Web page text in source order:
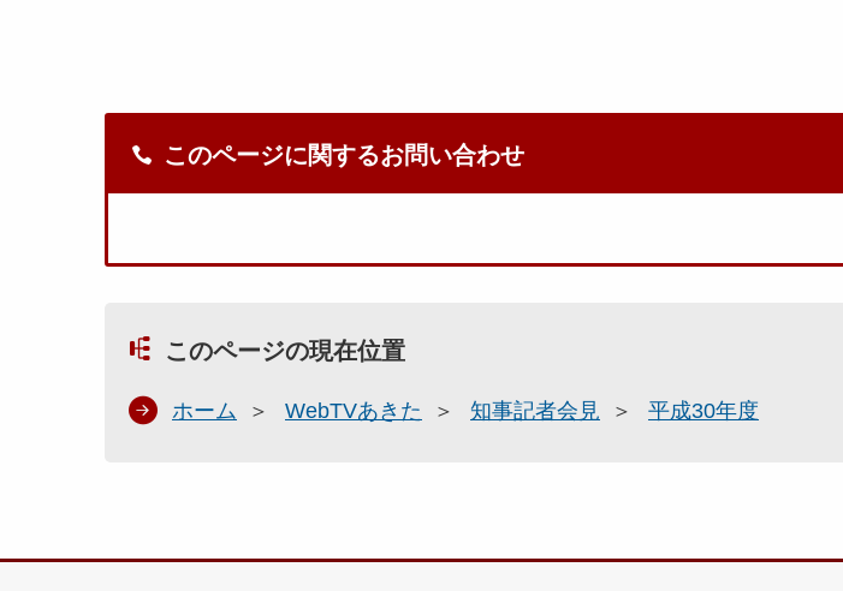
このページに関するお問い合わせ
このページの現在位置
ホーム WebTVあきた 知事記者会見 平成30年度